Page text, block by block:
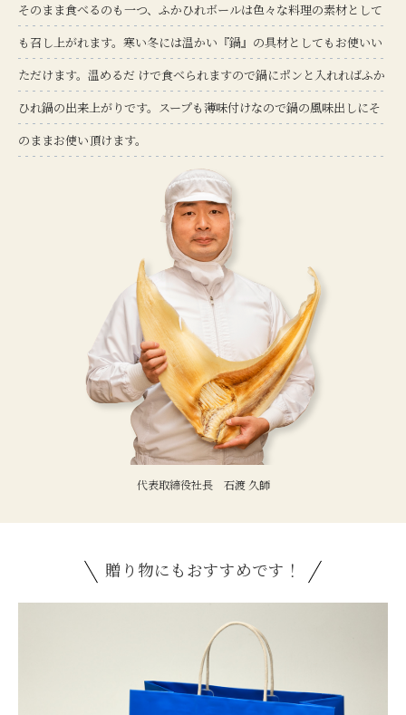
そのまま食べるのも一つ、ふかひれボールは色々な料理の素材として
も召し上がれます。寒い冬には温かい『鍋』の具材としてもお使いい
ただけます。温めるだ けで食べられますので鍋にポンと入れればふか
ひれ鍋の出来上がりです。スープも薄味付けなので鍋の風味出しにそ
のままお使い頂けます。
代表取締役社長 石渡 久師
贈り物にもおすすめです！